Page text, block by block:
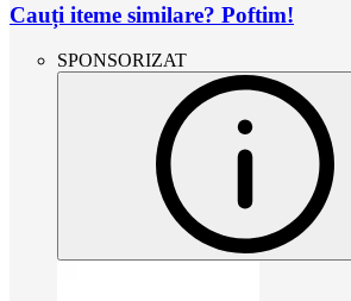
Cauți iteme similare? Poftim!
SPONSORIZAT